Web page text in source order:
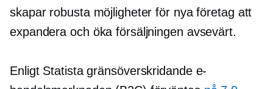
skapar robusta möjligheter för nya företag att
expandera och öka försäljningen avsevärt.
Enligt Statistagränsöverskridandee-